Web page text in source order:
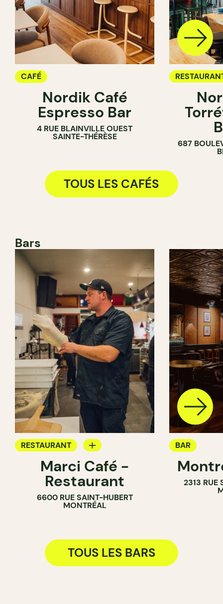
CAFÉ
Nordik Café
Espresso Bar
4 RUE BLAINVILLE OUEST
SAINTE-THÉRÈSE
687
TOUS LES CAFÉS
Bars
RESTAURANT
Marci Café -
Restaurant
6600 RUE SAINT-HUBERT
MONTRÉAL
BAR
2313 RUE
TOUS LES BARS